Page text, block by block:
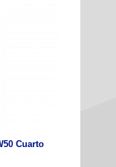
Cuarto